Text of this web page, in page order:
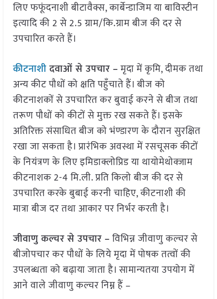
लिए फफूंदनाशी बीटावैक्स, कार्बेन्डाजिम या बाविस्टीन
इत्यादि की 2 से 2.5 ग्राम/कि.ग्राम बीज की दर से
उपचारित करते हैं।
कीटनाशीदवाओं से उपचार –मृदा में कृमि, दीमक तथा
अन्य कीट पौधों को क्षति पहुँचाते हैं। बीज को
कीटनाशकों से उपचारित कर बुवाई करने से बीज तथा
तरूण पौधों को कीटों से मुक्त रख सकते हैं। इसके
अतिरिक्त संसाधित बीज को भंण्डारण के दौरान सुरक्षित
रखा जा सकता है। प्रारंभिक अवस्था में रसचूसक कीटों
के नियंत्रण के लिए इमिडाक्लोप्रिड या थायोमेथोक्जाम
कीटनाशक 2-4 मि.ली. प्रति किलो बीज की दर से
उपचारित करके बुबाई करनी चाहिए, कीटनाशी की
मात्रा बीज दर तथा आकार पर निर्भर करती है।
जीवाणु कल्चर से उपचार –विभिन्न जीवाणु कल्चर से
बीजोपचार कर पौधों के लिये मृदा में पोषक तत्वों की
उपलब्धता को बढ़ाया जाता है। सामान्यतया उपयोग में
आने वाले जीवाणु कल्चर निम्न हैं –